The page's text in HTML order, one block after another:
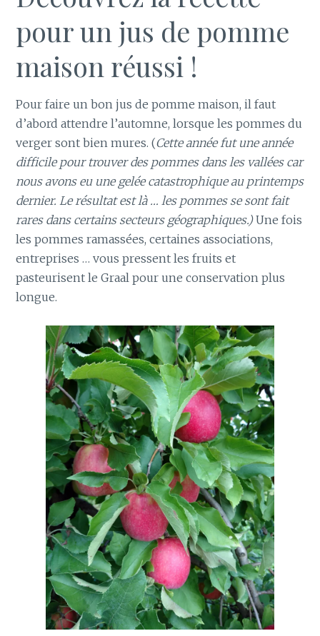
pour un jus de pomme
maison réussi !
Pour faire un bon jus de pomme maison, il faut
d’abord attendre l’automne, lorsque les pommes du
verger sont bien mures. (Cette année fut une année
difficile pour trouver des pommes dans les vallées car
nous avons eu une gelée catastrophique au printemps
dernier. Le résultat est là … les pommes se sont fait
rares dans certains secteurs géographiques.)Une fois
les pommes ramassées, certaines associations,
entreprises … vous pressent les fruits et
pasteurisent le Graal pour une conservation plus
longue.